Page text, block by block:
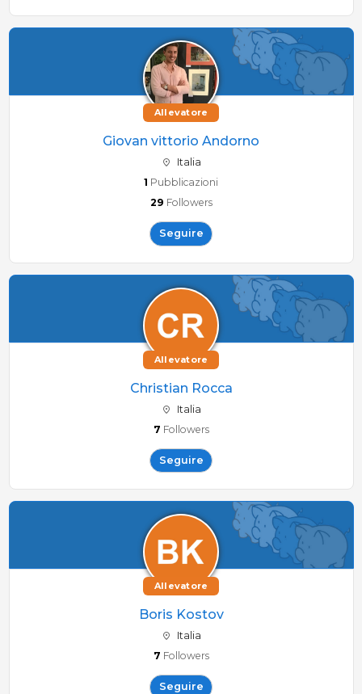
Allevatore
Giovan vittorio Andorno
Italia
1 Pubblicazioni
29 Followers
Seguire
Allevatore
Christian Rocca
Italia
7 Followers
Seguire
Allevatore
Boris Kostov
Italia
7 Followers
Seguire